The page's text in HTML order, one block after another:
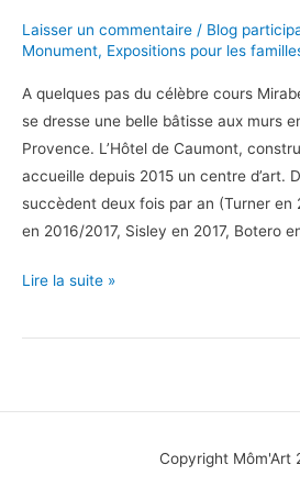
Laisser un commentaire / Blog
Monument, Expositions pour les
A quelques pas du célèbre cours
se dresse une belle bâtisse aux murs
Provence. L’Hôtel de Caumont,
accueille depuis 2015 un centre d’art.
succèdent deux fois par an (Turner en
en 2016/2017, Sisley en 2017, Botero
L’Hôtel
Caumont
en
Lire la suite »
Copyright Môm'Art